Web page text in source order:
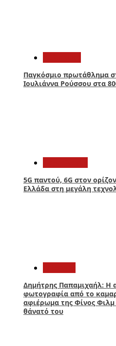
Παγκόσμιο πρωτάθλημα
Ιουλιάννα Ρούσσου στα
5G παντού, 6G στον
Ελλάδα στη μεγάλη
Δημήτρης Παπαμιχαήλ: Η
φωτογραφία από το
αφιέρωμα της Φίνος Φιλμ
θάνατό του